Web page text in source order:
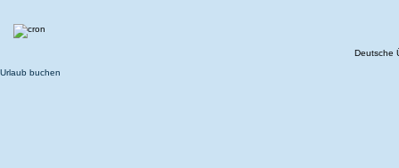
Deutsche
Urlaub buchen